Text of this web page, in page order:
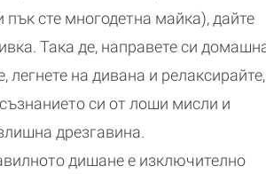
пък сте многодетна майка), дайте
Така де, направете си
легнете на дивана и релаксирайте,
си от лоши мисли и
дрезгавина.
дишане е изключително